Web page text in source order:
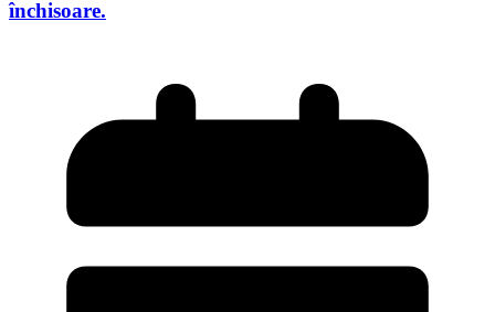
închisoare.